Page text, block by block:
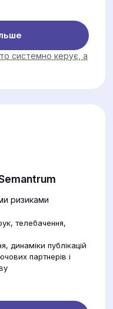
системно керує, а
ризиками
телебачення,
динаміки публікацій
партнерів і